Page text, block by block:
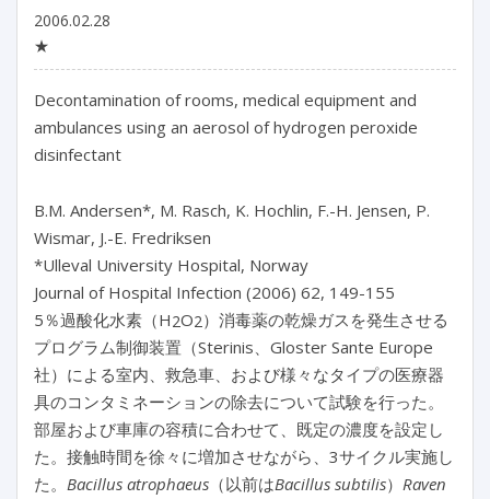
2006.02.28
★
Decontamination of rooms, medical equipment and
ambulances using an aerosol of hydrogen peroxide
disinfectant
B.M. Andersen*, M. Rasch, K. Hochlin, F.-H. Jensen, P.
Wismar, J.-E. Fredriksen
*Ulleval University Hospital, Norway
Journal of Hospital Infection (2006) 62, 149-155
5％過酸化水素（H2O2）消毒薬の乾燥ガスを発生させる
プログラム制御装置（Sterinis、Gloster Sante Europe
社）による室内、救急車、および様々なタイプの医療器
具のコンタミネーションの除去について試験を行った。
部屋および車庫の容積に合わせて、既定の濃度を設定し
た。接触時間を徐々に増加させながら、3サイクル実施し
た。 Bacillus atrophaeus （以前はBacillus subtilis） Raven